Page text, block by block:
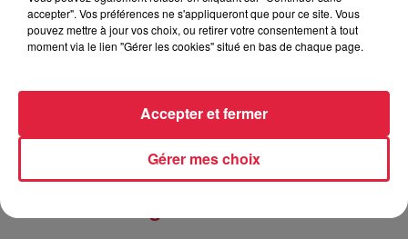
6 août 2026
Au zoo de Mulhouse : rencontre
accepter". Vos préférences ne s'appliqueront que pour ce site. Vous
pouvez mettre à jour vos choix, ou retirer votre consentement à tout
moment via le lien "Gérer les cookies" situé en bas de chaque page.
Gérer mes choix
Accepter et fermer